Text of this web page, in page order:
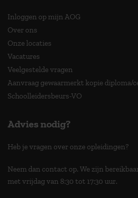
Inloggen op mijn AOG
Over ons
Onze locaties
Vacatures
Veelgestelde vragen
Aanvraag gewaarmerkt kopie diploma/
Schoolleidersbeurs-VO
Advies nodig?
Heb je vragen over onze opleidingen?
Neem dan contact op. We zijn
met vrijdag van 8:30 tot 17:30 uur.